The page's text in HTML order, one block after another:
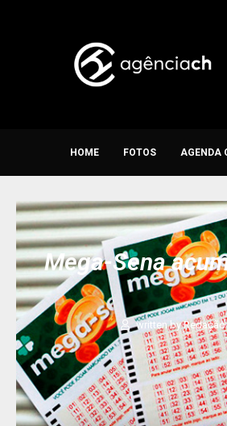
HOME FOTOS AGENDA
Mega-Sena
written by